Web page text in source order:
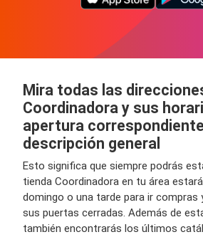
Mira todas las
Coordinadora y sus
apertura
descripción general
Esto significa que siempre podrás
tienda Coordinadora en tu área
domingo o una tarde para ir compras
sus puertas cerradas. Además de
también encontrarás los últimos